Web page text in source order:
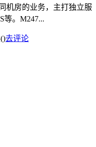
机房的业务，主打独立服
等。M247...
)去评论